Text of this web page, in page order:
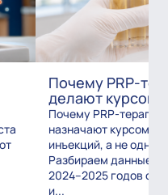
Почему PRP-
делают курсом?
Почему PRP-
назначают курсом из
инъекций, а не
Разбираем данные
2024–2025 годов о
и...